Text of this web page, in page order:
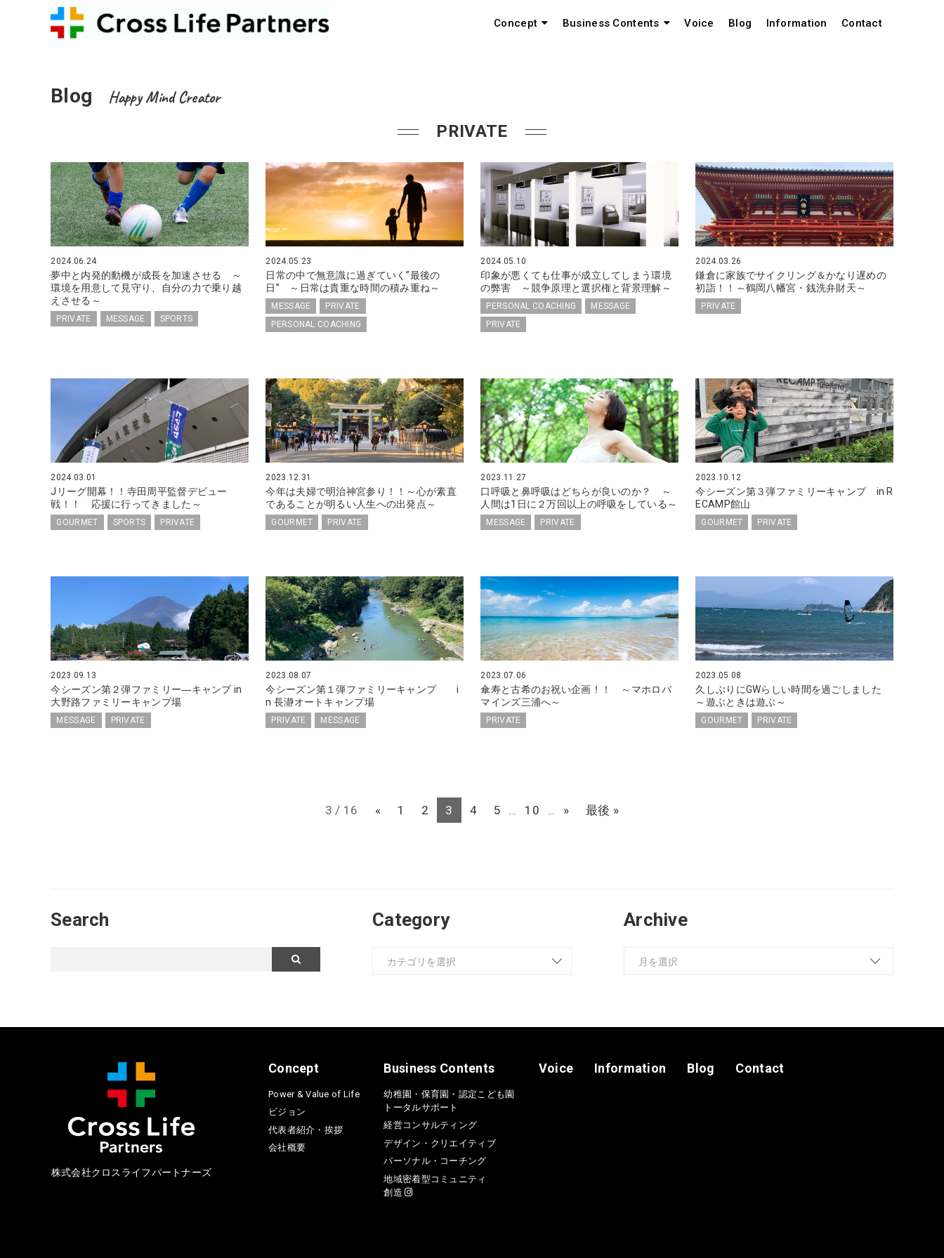
Concept Business Contents Voice Blog Information Contact
Blog Happy Mind Creator
PRIVATE
2024.06.24
夢中と内発的動機が成長を加速させる ～
環境を用意して見守り、自分の力で乗り越
えさせる～
PRIVATE MESSAGE SPORTS
2024.05.23
日常の中で無意識に過ぎていく”最後の
日” ～日常は貴重な時間の積み重ね～
MESSAGE
PRIVATE
PERSONAL COACHING
2024.05.10
印象が悪くても仕事が成立してしまう環境
の弊害 ～競争原理と選択権と背景理解～
PERSONAL COACHING
MESSAGE
PRIVATE
2024.03.26
鎌倉に家族でサイクリング＆かなり遅めの
初詣！！～鶴岡八幡宮・銭洗弁財天～
PRIVATE
2024.03.01
Jリーグ開幕！！寺田周平監督デビュー
戦！！ 応援に行ってきました～
GOURMET SPORTS PRIVATE
2023.12.31
今年は夫婦で明治神宮参り！！～心が素直
であることが明るい人生への出発点～
GOURMET PRIVATE
2023.11.27
口呼吸と鼻呼吸はどちらが良いのか？ ～
人間は1日に２万回以上の呼吸をしている～
MESSAGE PRIVATE
2023.10.12
今シーズン第３弾ファミリーキャンプ in R
ECAMP館山
GOURMET PRIVATE
2023.09.13
今シーズン第２弾ファミリー―キャンプ in
大野路ファミリーキャンプ場
MESSAGE PRIVATE
2023.08.07
今シーズン第１弾ファミリーキャンプ i
n 長瀞オートキャンプ場
PRIVATE MESSAGE
2023.07.06
傘寿と古希のお祝い企画！！ ～マホロバ
マインズ三浦へ～
PRIVATE
2023.05.08
久しぶりにGWらしい時間を過ごしました
～遊ぶときは遊ぶ～
GOURMET PRIVATE
3 / 16 « 1 2 3 4 5 ... 10 ... » 最後 »
Search Category Archive
株式会社クロスライフパートナーズ
Concept
Power & Value of Life
ビジョン
代表者紹介・挨拶
会社概要
Business Contents
幼稚園・保育園・認定こども園
トータルサポート
経営コンサルティング
デザイン・クリエイティブ
パーソナル・コーチング
地域密着型コミュニティ
創造
Voice Information Blog Contact